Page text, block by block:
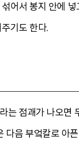
어서 봉지 안에
기도 한다.
는 점괘가 나오면
다음 부엌칼로 아